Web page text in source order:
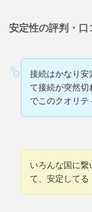
安定性の評判・口
接続はかなり安
て接続が突然
でこのクオリテ
いろんな国に繋
て、安定してる